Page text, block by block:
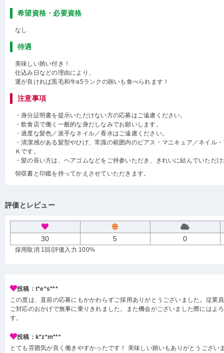
希望資格・必要資格
なし
待遇
美味しい賄い付き！
仕込み日などの理由により、
運が良ければ黒毛和牛a5ランクの賄いも食べられます！
注意事項
・身分証明書を提示いただけない方の応募はご遠慮ください。
・飲食店で働く一般的な身だしなみでお願いします。
・過度な髪色／派手なネイル／香水はご遠慮ください。
・清潔感がある髪型やひげ、常識の範囲内のピアス・マニキュア／ネイル
Ｋです。
・髪の長い方は、ヘアゴムなどをご持参いただき、きれいに結んでいただ
領収書と印鑑を持ってかえさせていただきます。
評価とレビュー
30 5 0
採用取消 1回 /評価入力 100%
投稿：t*e*s***
この度は、直前の応募にもかかわらずご採用ありがとうございました。従業
ご対応のおかげで無事に乗りきれました。また機会がございました際にはよ
す。
投稿：k*z*m***
とても雰囲気が良く働きやすかったです！ 美味しい賄いもありがとうござい